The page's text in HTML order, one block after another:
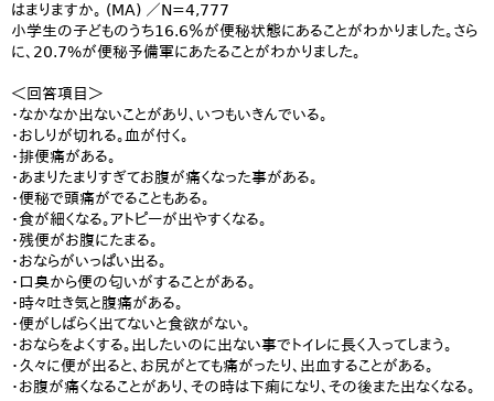
はまりますか。 (MA) ／N=4,777
小学生の子どものうち16.6％が便秘状態にあることがわかりました。さら
に、20.7%が便秘予備軍にあたることがわかりました。
＜回答項目＞
・なかなか出ないことがあり、いつもいきんでいる。
・おしりが切れる。血が付く。
・排便痛がある。
・あまりたまりすぎてお腹が痛くなった事がある。
・便秘で頭痛がでることもある。
・食が細くなる。アトピーが出やすくなる。
・残便がお腹にたまる。
・おならがいっぱい出る。
・口臭から便の匂いがすることがある。
・時々吐き気と腹痛がある。
・便がしばらく出てないと食欲がない。
・おならをよくする。出したいのに出ない事でトイレに長く入ってしまう。
・久々に便が出ると、お尻がとても痛がったり、出血することがある。
・お腹が痛くなることがあり、その時は下痢になり、その後また出なくなる。